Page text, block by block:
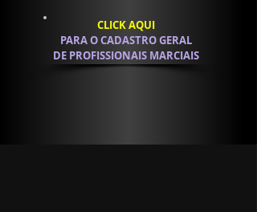
CLICK AQUI
PARA O CADASTRO GERAL
DE PROFISSIONAIS MARCIAIS